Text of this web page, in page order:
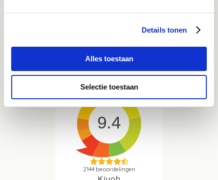
Details tonen
Alles toestaan
Selectie toestaan
Whatsapp
9.4
2144beoordelingen